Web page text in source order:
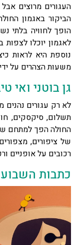
העגורים מרוצים
הביקור באגמון
הופך לחוויה בלתי
לאגמון יוכלו
נוספת היא לראות
משעות הצהרים על
גן בוטני ואי
לא רק עגורים נהנים
תשלום, סיקסקים,
החולה הפך למתחם
של ציפורים,
רכובים על אופניים
כתבות השבוע